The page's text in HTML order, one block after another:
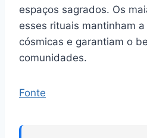
espaços sagrados. Os
esses rituais mantinham
cósmicas e garantiam o
comunidades.
Fonte